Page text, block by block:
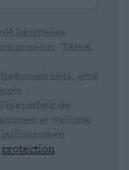
käsittelee
Tämä
siitä, että
ei vaikuta
protection